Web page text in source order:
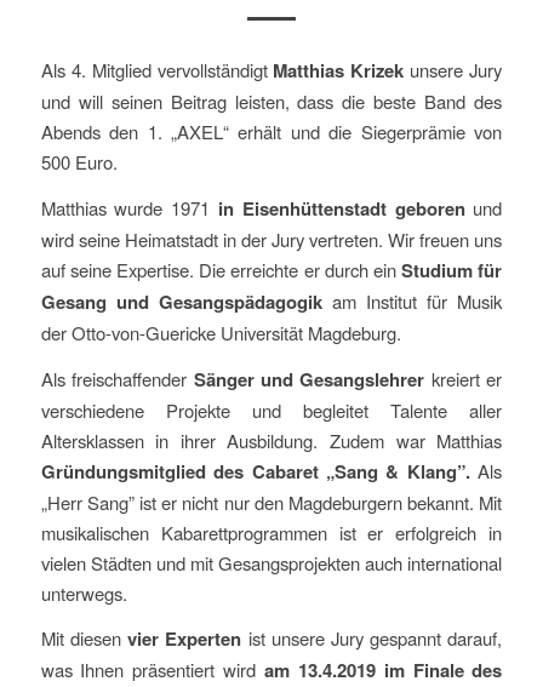
Als 4. Mitglied vervollständigt Matthias Krizek unsere Jury
und will seinen Beitrag leisten, dass die beste Band des
Abends den 1. „AXEL“ erhält und die Siegerprämie von
500 Euro.
Matthias wurde 1971 in Eisenhüttenstadt geborenund
wird seine Heimatstadt in der Jury vertreten. Wir freuen uns
auf seine Expertise. Die erreichte er durch einStudium für
Gesang und Gesangspädagogikam Institut für Musik
der Otto-von-Guericke Universität Magdeburg.
Als freischaffender Sänger und Gesangslehrer kreiert er
verschiedene Projekte und begleitet Talente aller
Altersklassen in ihrer Ausbildung. Zudem war Matthias
Gründungsmitglied des Cabaret „Sang & Klang”.Als
„Herr Sang” ist er nicht nur den Magdeburgern bekannt. Mit
musikalischen Kabarettprogrammen ist er erfolgreich in
vielen Städten und mit Gesangsprojekten auch international
unterwegs.
Mit diesenvier Experten ist unsere Jury gespannt darauf,
was Ihnen präsentiert wird am 13.4.2019 im Finale des